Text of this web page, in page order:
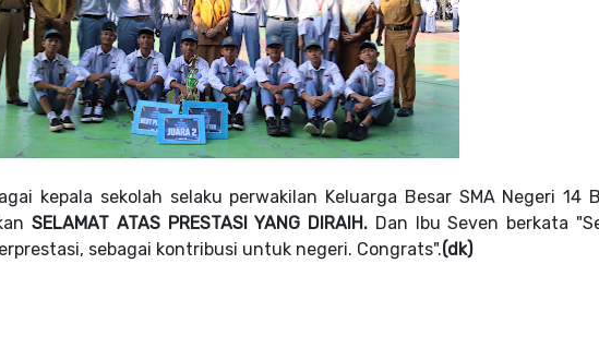
kepala sekolah selaku perwakilan Keluarga Besar SMA Negeri 14
SELAMAT ATAS PRESTASI YANG DIRAIH. Dan Ibu Seven berkata
sebagai kontribusi untuk negeri. Congrats".(dk)